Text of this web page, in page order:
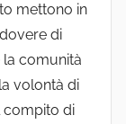
mettono in
di
comunità
volontà di
compito di